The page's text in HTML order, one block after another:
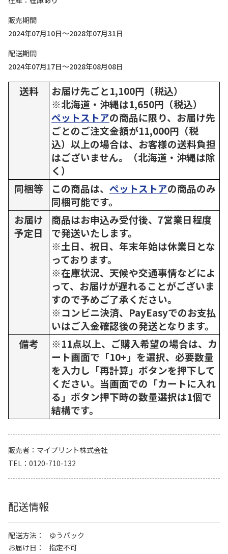
販売期間
2024年07月10日～2028年07月31日
配送期間
2024年07月17日～2028年08月08日
送料
お届け先ごと1,100円（税込）
※北海道・沖縄は1,650円（税込）
ペットストアの商品に限り、お届け先
ごとのご注文金額が11,000円（税
込）以上の場合は、お客様の送料負担
はございません。（北海道・沖縄は除
く）
同梱等
この商品は、 ペットストアの商品のみ
同梱可能です。
お届け
予定日
商品はお申込み受付後、7営業日程度
で発送いたします。
※土日、祝日、年末年始は休業日とな
っております。
※在庫状況、天候や交通事情などによ
って、お届けが遅れることがございま
すので予めご了承ください。
※コンビニ決済、PayEasyでのお支払
いはご入金確認後の発送となります。
備考
※11点以上、ご購入希望の場合は、カ
ート画面で「10+」を選択、必要数量
を入力し「再計算」ボタンを押下して
ください。当画面での「カートに入れ
る」ボタン押下時の数量選択は1個で
結構です。
販売者
マイプリント株式会社
TEL
0120-710-132
配送情報
配送方法
ゆうパック
お届け日
指定不可